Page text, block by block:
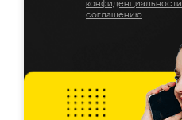
конфиденциальности
соглашению